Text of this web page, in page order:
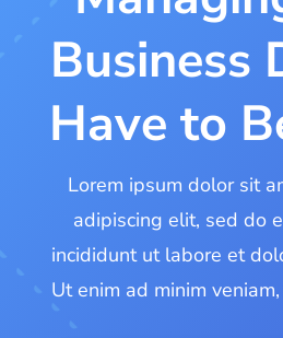
Business
Have to
Lorem ipsum dolor sit
adipiscing elit, sed do
incididunt ut labore et
Ut enim ad minim